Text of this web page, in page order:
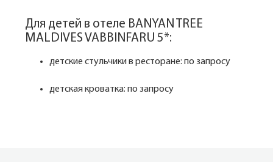
Для детей в отеле BANYAN TREE
MALDIVES VABBINFARU 5*:
детские стульчики в ресторане: по запросу
детская кроватка: по запросу